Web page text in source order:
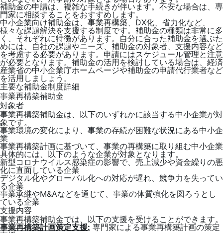
補助金の申請は、複雑な手続きが伴います。不安な場合は、専
門家に相談することをおすすめします。
中小企業向け補助金は、事業再構築、DX化、省力化など、
様々な課題解決を支援する制度です。補助金の種類は非常に多
く、それぞれに特徴があります。自分に合った補助金を選ぶた
めには、自社の課題やニーズ、補助金の対象者、支援内容など
を考慮する必要があります。申請にはスケジュール管理と注意
が必要となります。補助金の活用を検討している場合は、経済
産業省の中小企業庁ホームページや補助金の申請代行業者など
を活用しましょう。
主要な補助金制度詳細
事業再構築補助金
対象者
事業再構築補助金は、以下のいずれかに該当する中小企業が対
象です。
事業環境の変化により、事業の存続が困難な状況にある中小企
業
事業再構築計画に基づいて、事業の再構築に取り組む中小企業
具体的には、以下のような企業が対象となります。
新型コロナウイルス感染症の影響で、売上減少や資金繰りの悪
化に直面している企業
デジタル化やグローバル化への対応が遅れ、競争力を失ってい
る企業
事業承継やM&Aなどを通じて、事業の体質強化を図ろうとし
ている企業
支援内容
事業再構築補助金では、以下の支援を受けることができます。
事業再構築計画策定支援: 専門家による事業再構築計画の策定